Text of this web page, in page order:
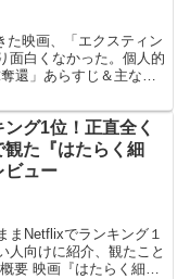
た映画、「エクスティン
白くなかった。個人的
還」あらすじ＆主なキ
グ1位！正直全く
た『はたらく細
ビュー
まNetflixでランキング１
人向けに紹介、観たこと
要 映画『はたらく細